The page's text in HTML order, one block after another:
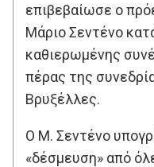
επιβεβαίωσε ο
Μάριο Σεντένο
καθιερωμένης
πέρας της
Βρυξέλλες.
Ο Μ. Σεντένο
«δέσμευση» από